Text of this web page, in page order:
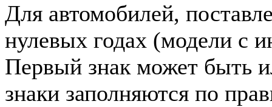
Для автомобилей,
нулевых годах (модели с
Первый знак может быть
знаки заполняются по